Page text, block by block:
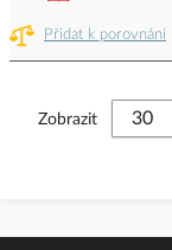
Přidat k porovnání
Zobrazit